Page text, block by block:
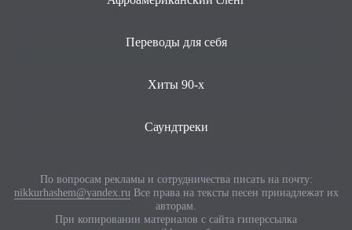
Переводы для себя
Хиты 90-х
Саундтреки
По вопросам рекламы и сотрудничества писать на почту:
nikkurhashem@yandex.ruВсе права на тексты песен принадлежат их
авторам.
При копировании материалов с сайта гиперссылка